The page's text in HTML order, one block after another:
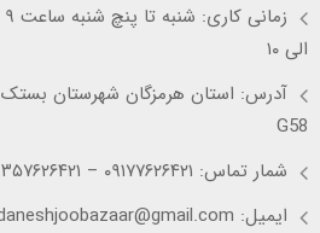
الی ۱۰
G58
شمار تماس: ۰۹۱۷۷۶۲۶۴۲۱ – ۰۹۳۵۷۶۲۶۴۲۱
ایمیل: daneshjoobazaar@gmail.com